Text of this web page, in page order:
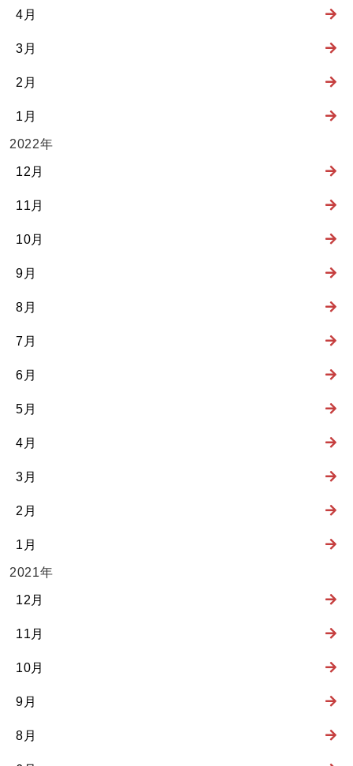
4月
3月
2月
1月
2022年
12月
11月
10月
9月
8月
7月
6月
5月
4月
3月
2月
1月
2021年
12月
11月
10月
9月
8月